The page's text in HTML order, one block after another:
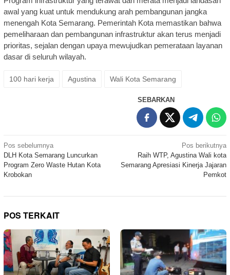
awal yang kuat untuk mendukung arah pembangunan jangka
menengah Kota Semarang. Pemerintah Kota memastikan bahwa
pemeliharaan dan pembangunan infrastruktur akan terus menjadi
prioritas, sejalan dengan upaya mewujudkan pemerataan layanan
dasar di seluruh wilayah.
100 hari kerja Agustina Wali Kota Semarang
SEBARKAN
Navigasi
pos
Pos sebelumnya
DLH Kota Semarang Luncurkan
Program Zero Waste Hutan Kota
Krobokan
Pos berikutnya
Raih WTP, Agustina Wali kota
Semarang Apresiasi Kinerja Jajaran
Pemkot
POS TERKAIT